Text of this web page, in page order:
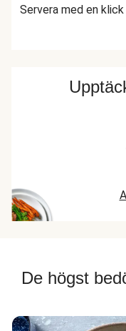
Servera med en
De högst